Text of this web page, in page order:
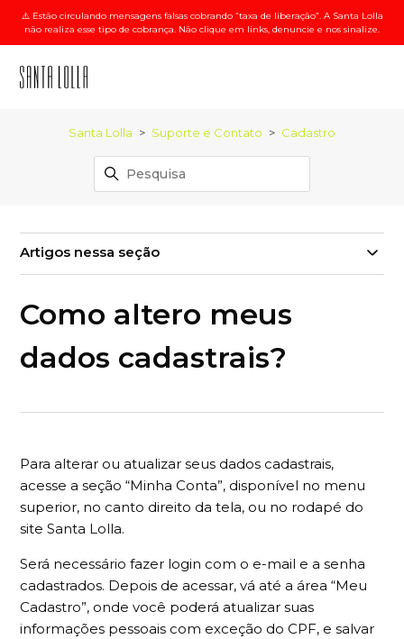
⚠️ Estão circulando mensagens falsas cobrando “taxa de liberação”. A Santa Lolla
não realiza esse tipo de cobrança. Não clique em links, denuncie e nos sinalize.
Santa Lolla Suporte e Contato Cadastro
Artigos nessa seção
Como altero meus
dados cadastrais?
Para alterar ou atualizar seus dados cadastrais,
acesse a seção “Minha Conta”, disponível no menu
superior, no canto direito da tela, ou no rodapé do
site Santa Lolla.
Será necessário fazer login com o e-mail e a senha
cadastrados. Depois de acessar, vá até a área “Meu
Cadastro”, onde você poderá atualizar suas
informações pessoais com exceção do CPF, e salvar